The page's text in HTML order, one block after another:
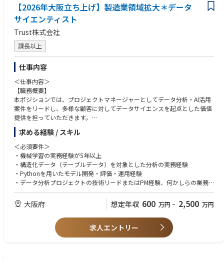
【参考リンク】
・第22回JAPAN VENTURE AWARDSにて最高賞である経済産業大臣賞を受
賞
https://www.axelspace.com/ja/news/japanventureaward/
・Technology Fast 50 2023 Japan
https://www.axelspace.com/news/technologyfast50_2023/
・3分でわかるアクセルスペースの歴史
https://www.youtube.com/watch?v=69DgpIb2PcU
元BIG4シニアマネージャー：AIをやりたい、デロイトで新しいテクノロジ
ー領域メタバースもやっていた、
元大手外資総合系コンサルファーム若手：コンサルのPOCどまりが多く、
最後までプロダクトを提供していきたい
インタビュー記事：https://note.com/gen_ax/n/nd30155c9a953
【ABOUT US】https://www.gen-ax.co.jp/aboutus/
自立に自律を融合し、次の“流れ”を生成する ー
Gen-AX（ジェナックス）は、コンタクトセンターの複雑な実務と課題を深
く理解し、自律型AIオペレーターを起点に顧客の課題を解決する変革者集
団です。
単なるSaaS提供ベンダーとしてではなく各領域において、実装で価値を出
し切るプロフェッショナルが、AI時代に適合したBPR戦略やロードマップ
の策定、データモデルの設計までを一気通貫で支援します。
さらにソフトバンクのグループの事業フィールドと技術アセットも活用
し、理論ではなく「現場で価値を生み出すAI」を広く社会へ展開すること
で、すべてのカスタマーサービスのあり方を”革新”します。
■Gen-AX株式会社 カンパニーデック
https://speakerdeck.com/genax/gen-ax-gen-axzhu-shi-hui-she-kanpanid
etuku
■自律思考型AIで業務改革を支援する「Gen-AX」とは。砂金CEOインタビ
https://www.softbank.jp/sbnews/entry/20250122_01
【2026年大阪立ち上げ】製造業領域拡大＊データ
サイエンティスト
Trust株式会社
課長以上
仕事内容
＜仕事内容＞
【職務概要】
本ポジションでは、プロジェクトマネージャーとしてデータ分析・AI活用
案件をリードし、多様な顧客に対してデータサイエンスを起点とした価値
提供を担っていただきます。
ジュニア〜ミドルクラスのデータサイエンティストとチームを組みなが
ら、分析戦略の設計・提案から、モデル構築、実装、運用設計（MLOps）
までを一貫して主導。さらに、実務を通じて得た知見や技術資産を基に、
同社独自の技術パッケージや自社プロダクトの創出にも関わっていただき
ます。
幅広い業種・領域に触れながら、分析×ビジネスを結ぶ上流工程から現場
実装までを横断的に担えるポジションです。
【プロジェクト体制】
2名～6名程度でチーミング
【具体的な業務内容】
・データ分析・AIプロジェクトにおける技術リードおよびプロジェクトマ
求める経験 / スキル
＜必須要件＞
・機械学習の実務経験が5年以上
・構造化データ（テーブルデータ）を対象とした分析の実務経験
・Pythonを用いたモデル開発・評価・運用経験
・データ分析プロジェクトの技術リードまたはPM経験、何かしらの業務
を推進したご経験。
・日本語による高度な業務遂行能力（日本語能力試験N1相当）
・PythonやRを用いた一連のデータサイエンス業務の高度な実践経験
・Snowflake、Databricks、BigQueryなどのモダンなデータ基盤の利用経
大阪府 想定年収 600 万円 ~ 2,500 万円
求人エントリー